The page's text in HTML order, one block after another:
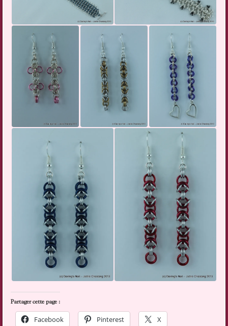
Partager cette page :
Facebook
Pinterest X